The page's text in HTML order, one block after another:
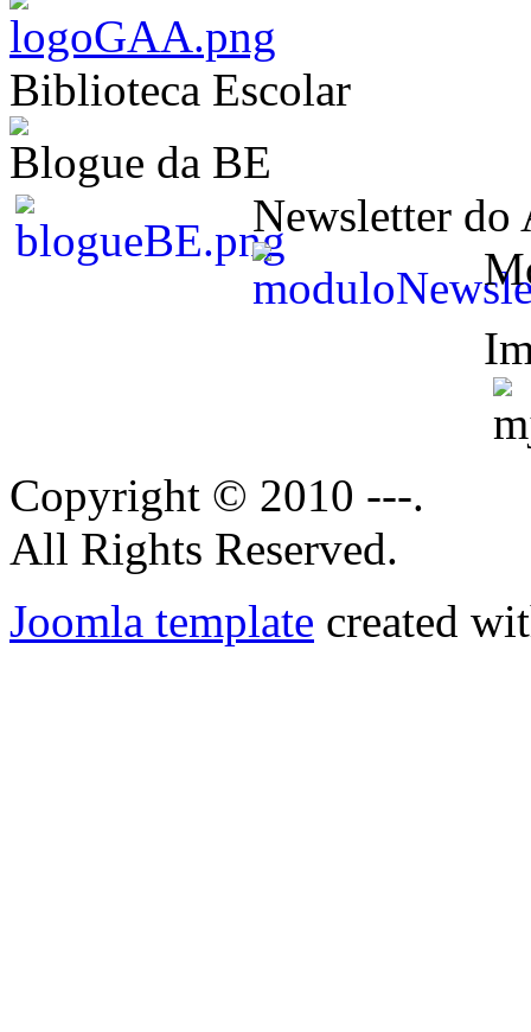
Biblioteca Escolar
Blogue da BE
Newsletter do
Copyright © 2010 ---.
All Rights Reserved.
Joomla template created